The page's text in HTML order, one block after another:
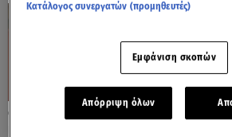
Cash or Trash: Η Μάρω
Cash
Κατάλογος συνεργατών (προμηθευτές)
Εμφάνιση σκοπών
Απόρριψη όλων